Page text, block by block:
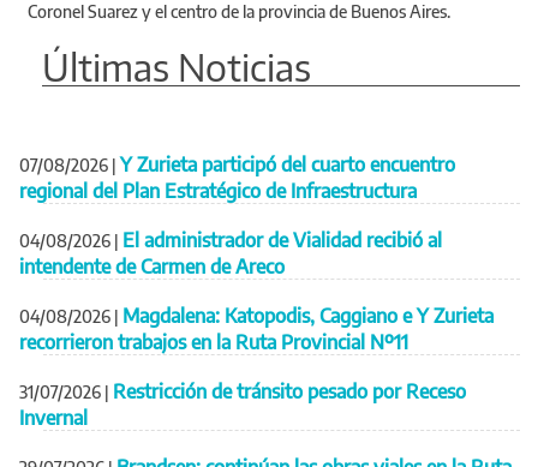
Coronel Suarez y el centro de la provincia de Buenos Aires.
Últimas Noticias
07/08/2026 | Y Zurieta participó del cuarto encuentro
regional del Plan Estratégico de Infraestructura
04/08/2026 | El administrador de Vialidad recibió al
intendente de Carmen de Areco
04/08/2026 | Magdalena: Katopodis, Caggiano e Y Zurieta
recorrieron trabajos en la Ruta Provincial Nº11
31/07/2026 | Restricción de tránsito pesado por Receso
Invernal